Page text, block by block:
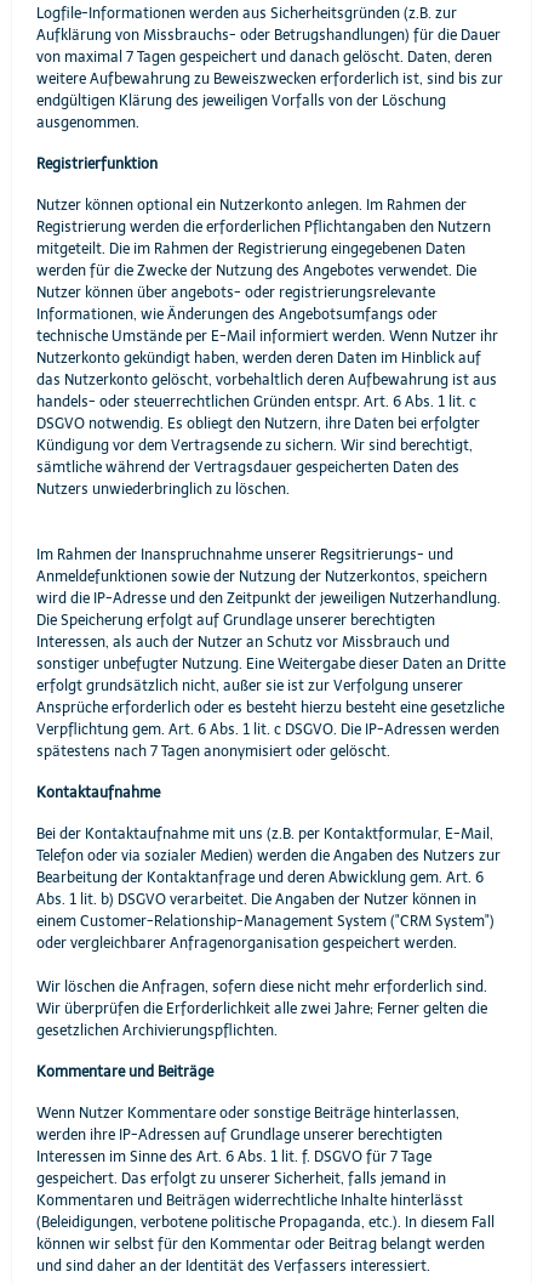
Logfile-Informationen werden aus Sicherheitsgründen (z.B. zur
Aufklärung von Missbrauchs- oder Betrugshandlungen) für die Dauer
von maximal 7 Tagen gespeichert und danach gelöscht. Daten, deren
weitere Aufbewahrung zu Beweiszwecken erforderlich ist, sind bis zur
endgültigen Klärung des jeweiligen Vorfalls von der Löschung
ausgenommen.
Registrierfunktion
Nutzer können optional ein Nutzerkonto anlegen. Im Rahmen der
Registrierung werden die erforderlichen Pflichtangaben den Nutzern
mitgeteilt. Die im Rahmen der Registrierung eingegebenen Daten
werden für die Zwecke der Nutzung des Angebotes verwendet. Die
Nutzer können über angebots- oder registrierungsrelevante
Informationen, wie Änderungen des Angebotsumfangs oder
technische Umstände per E-Mail informiert werden. Wenn Nutzer ihr
Nutzerkonto gekündigt haben, werden deren Daten im Hinblick auf
das Nutzerkonto gelöscht, vorbehaltlich deren Aufbewahrung ist aus
handels- oder steuerrechtlichen Gründen entspr. Art. 6 Abs. 1 lit. c
DSGVO notwendig. Es obliegt den Nutzern, ihre Daten bei erfolgter
Kündigung vor dem Vertragsende zu sichern. Wir sind berechtigt,
sämtliche während der Vertragsdauer gespeicherten Daten des
Nutzers unwiederbringlich zu löschen.
Im Rahmen der Inanspruchnahme unserer Regsitrierungs- und
Anmeldefunktionen sowie der Nutzung der Nutzerkontos, speichern
wird die IP-Adresse und den Zeitpunkt der jeweiligen Nutzerhandlung.
Die Speicherung erfolgt auf Grundlage unserer berechtigten
Interessen, als auch der Nutzer an Schutz vor Missbrauch und
sonstiger unbefugter Nutzung. Eine Weitergabe dieser Daten an Dritte
erfolgt grundsätzlich nicht, außer sie ist zur Verfolgung unserer
Ansprüche erforderlich oder es besteht hierzu besteht eine gesetzliche
Verpflichtung gem. Art. 6 Abs. 1 lit. c DSGVO. Die IP-Adressen werden
spätestens nach 7 Tagen anonymisiert oder gelöscht.
Kontaktaufnahme
Bei der Kontaktaufnahme mit uns (z.B. per Kontaktformular, E-Mail,
Telefon oder via sozialer Medien) werden die Angaben des Nutzers zur
Bearbeitung der Kontaktanfrage und deren Abwicklung gem. Art. 6
Abs. 1 lit. b) DSGVO verarbeitet. Die Angaben der Nutzer können in
einem Customer-Relationship-Management System ("CRM System")
oder vergleichbarer Anfragenorganisation gespeichert werden.
Wir löschen die Anfragen, sofern diese nicht mehr erforderlich sind.
Wir überprüfen die Erforderlichkeit alle zwei Jahre; Ferner gelten die
gesetzlichen Archivierungspflichten.
Kommentare und Beiträge
Wenn Nutzer Kommentare oder sonstige Beiträge hinterlassen,
werden ihre IP-Adressen auf Grundlage unserer berechtigten
Interessen im Sinne des Art. 6 Abs. 1 lit. f. DSGVO für 7 Tage
gespeichert. Das erfolgt zu unserer Sicherheit, falls jemand in
Kommentaren und Beiträgen widerrechtliche Inhalte hinterlässt
(Beleidigungen, verbotene politische Propaganda, etc.). In diesem Fall
können wir selbst für den Kommentar oder Beitrag belangt werden
und sind daher an der Identität des Verfassers interessiert.